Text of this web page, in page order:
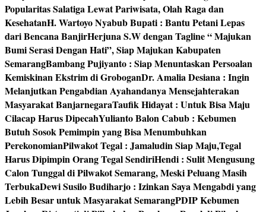
Popularitas Salatiga Lewat Pariwisata, Olah Raga dan
KesehatanH. Wartoyo Nyabub Bupati : Bantu Petani Lepas
dari Bencana BanjirHerjuna S.W dengan Tagline “ Majukan
Bumi Serasi Dengan Hati”, Siap Majukan Kabupaten
SemarangBambang Pujiyanto : Siap Menuntaskan Persoalan
Kemiskinan Ekstrim di GroboganDr. Amalia Desiana : Ingin
Melanjutkan Pengabdian Ayahandanya Mensejahterakan
Masyarakat BanjarnegaraTaufik Hidayat : Untuk Bisa Maju
Cilacap Harus DipecahYulianto Balon Cabub : Kebumen
Butuh Sosok Pemimpin yang Bisa Menumbuhkan
PerekonomianPilwakot Tegal : Jamaludin Siap Maju,Tegal
Harus Dipimpin Orang Tegal SendiriHendi : Sulit Mengusung
Calon Tunggal di Pilwakot Semarang, Meski Peluang Masih
TerbukaDewi Susilo Budiharjo : Izinkan Saya Mengabdi yang
Lebih Besar untuk Masyarakat SemarangPDIP Kebumen